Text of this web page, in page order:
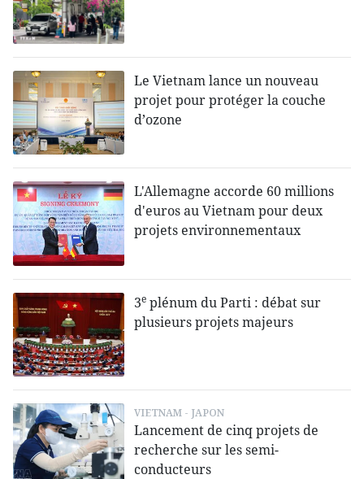
Le Vietnam lance un nouveau
projet pour protéger la couche
d’ozone
L'Allemagne accorde 60 millions
d'euros au Vietnam pour deux
projets environnementaux
3e plénum du Parti : débat sur
plusieurs projets majeurs
VIETNAM - JAPON
Lancement de cinq projets de
recherche sur les semi-
conducteurs